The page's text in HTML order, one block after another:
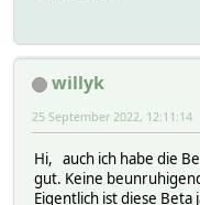
willyk
25 September 2022, 12:11:14
Hi, auch ich habe die
gut. Keine
Eigentlich ist diese